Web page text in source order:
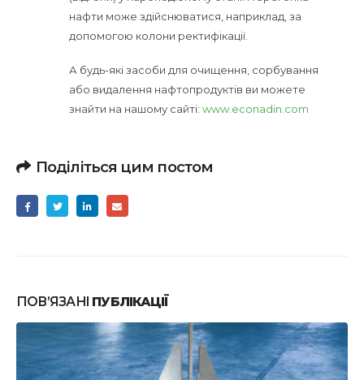
нафти може здійснюватися, наприклад, за
допомогою колони ректифікації.
А будь-які засоби для очищення, сорбування
або видалення нафтопродуктів ви можете
знайти на нашому сайті: www.econadin.com
Поділіться цим постом
ПОВ’ЯЗАНІ ПУБЛІКАЦІЇ